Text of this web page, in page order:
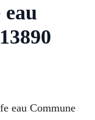
eau Commune